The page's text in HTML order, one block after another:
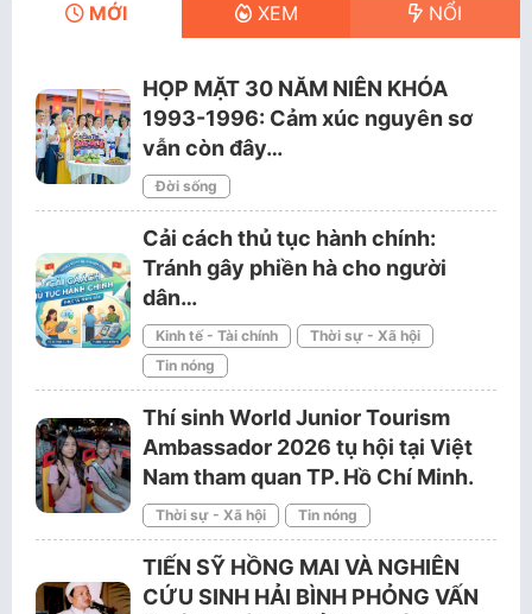
MỚI XEM NỔI
HỌP MẶT 30 NĂM NIÊN KHÓA
1993-1996: Cảm xúc nguyên sơ
vẫn còn đây…
Đời sống
Cải cách thủ tục hành chính:
Tránh gây phiền hà cho người
dân…
Kinh tế - Tài chính
Thời sự - Xã hội
Tin nóng
Thí sinh World Junior Tourism
Ambassador 2026 tụ hội tại Việt
Nam tham quan TP. Hồ Chí Minh.
Thời sự - Xã hội Tin nóng
TIẾN SỸ HỒNG MAI VÀ NGHIÊN
CỨU SINH HẢI BÌNH PHỎNG VẤN